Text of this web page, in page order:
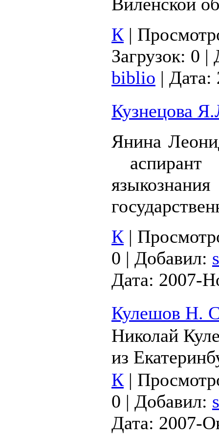
К |
Загрузок: 0 |
biblio | Дата:
Кузнецова
Янина
аспирант
К |
0 | Добавил:
Дата: 2007-
Кулешов Н.
Николай
из
К |
0 | Добавил:
Дата: 2007-